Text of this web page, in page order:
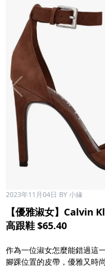
2023年11月04日 BY 小緣
【優雅淑女】Calvin
高跟鞋 $65.40
作為一位淑女怎麼能錯過這
腳踝位置的皮帶，優雅又時